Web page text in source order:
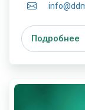
Подробнее